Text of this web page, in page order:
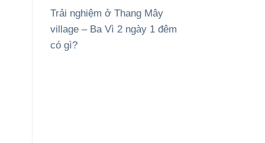
Trải nghiệm ở Thang Mây
village – Ba Vì 2 ngày 1 đêm
có gì?